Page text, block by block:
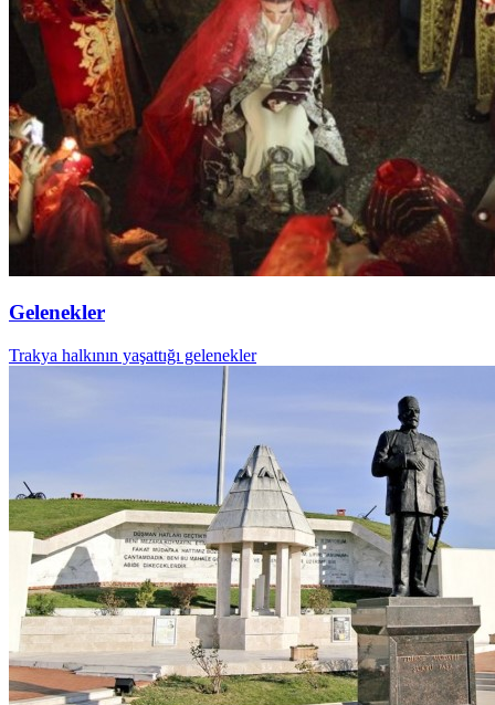
Gelenekler
Trakya halkının yaşattığı gelenekler